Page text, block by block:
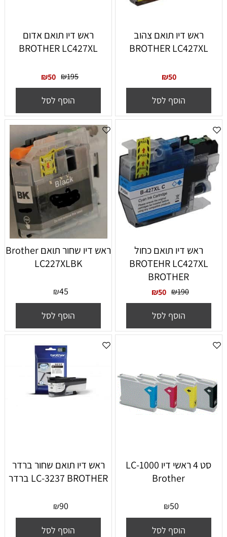
ראש דיו תואם צהוב
BROTHER LC427XL
₪50
הוסף לסל
ראש דיו תואם אדום
BROTHER LC427XL
₪195
₪50
הוסף לסל
ראש דיו תואם כחול
BROTEHR LC427XL
BROTHER
₪190
₪50
הוסף לסל
‏ראש דיו ‏שחור תואם Brother
LC227XLBK
₪45
הוסף לסל
סט 4 ראשי דיו LC-1000
Brother
₪50
הוסף לסל
ראש דיו תואם שחור ברדר
LC-3237 BROTHER ברדר
₪90
הוסף לסל